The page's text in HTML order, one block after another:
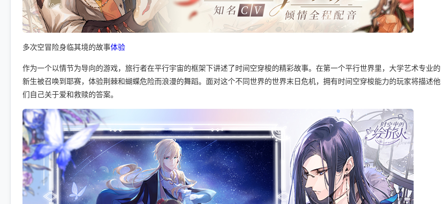
多次空冒险身临其境的故事体验
作为一个以情节为导向的游戏，旅行者在平行宇宙的框架下讲述了时间空穿梭的精彩故事。在第一个平行世界里，大学艺术专业的
新生被召唤到耶赛，体验荆棘和蝴蝶危险而浪漫的舞蹈。面对这个不同世界的世界末日危机，拥有时间空穿梭能力的玩家将描述他
们自己关于爱和救赎的答案。